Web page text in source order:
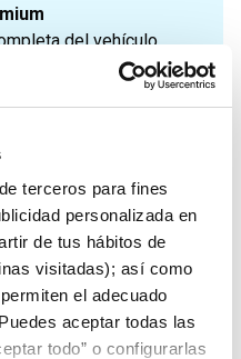
terceros para fines
personalizada en
de tus hábitos de
visitadas); así como
el adecuado
aceptar todas las
todo” o configurarlas
del vehículo
principales
IVA
No Deducible